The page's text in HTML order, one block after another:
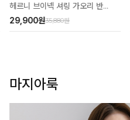
헤르니 브이넥 셔링 가오리 반팔티
35,880원
29,900원
마지아룩